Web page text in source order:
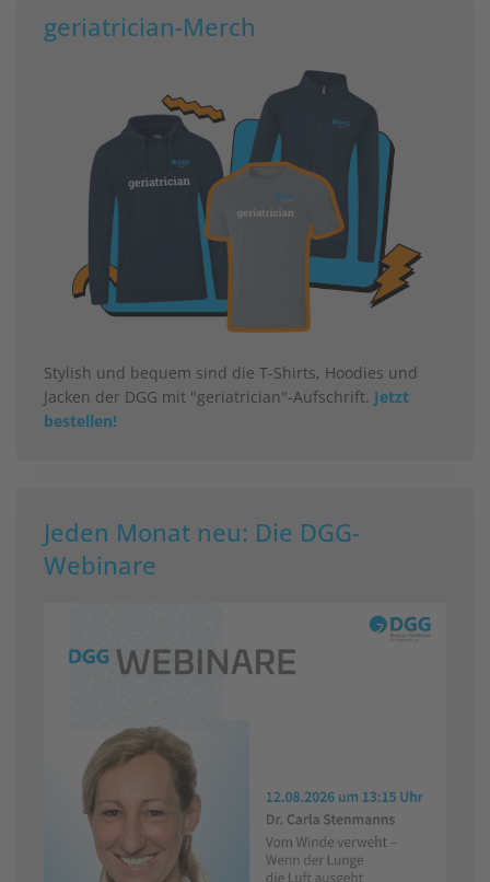
geriatrician-Merch
Stylish und bequem sind die T-Shirts, Hoodies und
Jacken der DGG mit "geriatrician"-Aufschrift. Jetzt
bestellen!
Jeden Monat neu: Die DGG-
Webinare